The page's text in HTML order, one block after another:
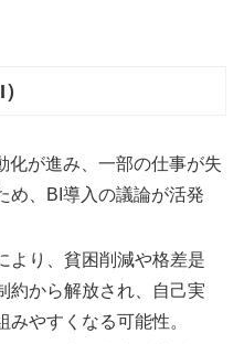
化が進み、一部の仕事が失
め、BI導入の議論が活発
より、貧困削減や格差是
約から解放され、自己実
やすくなる可能性。